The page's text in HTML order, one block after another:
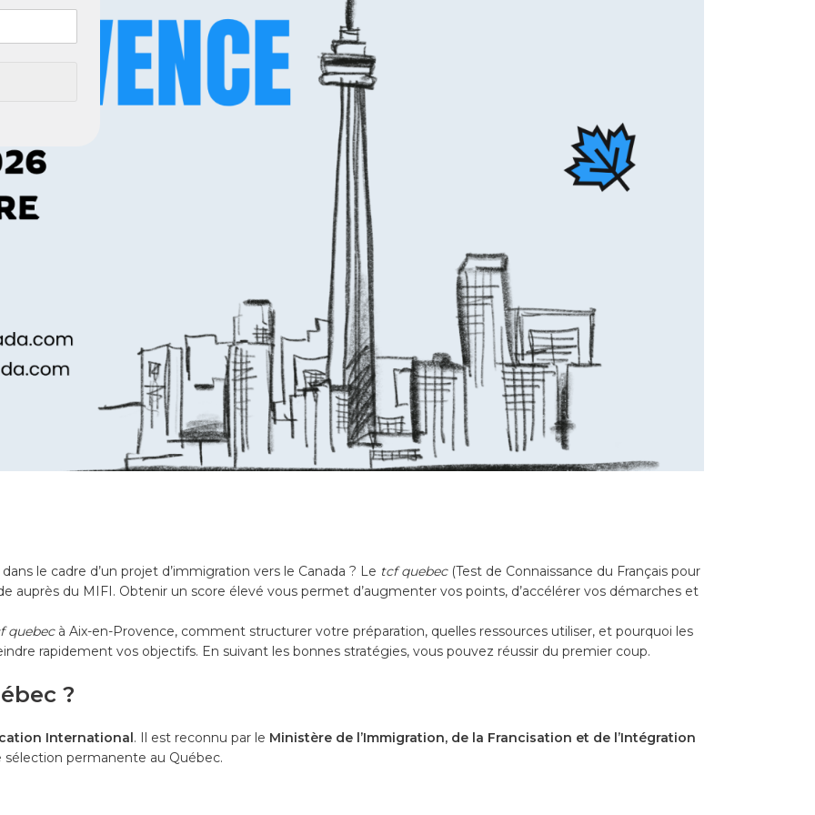
dans le cadre d’un projet d’immigration vers le Canada ? Le tcf quebec(Test de Connaissance du Français pour
auprès du MIFI. Obtenir un score élevé vous permet d’augmenter vos points, d’accélérer vos démarches et
quebecà Aix-en-Provence, comment structurer votre préparation, quelles ressources utiliser, et pourquoi les
rapidement vos objectifs. En suivant les bonnes stratégies, vous pouvez réussir du premier coup.
?
International. Il est reconnu par le Ministère de l’Immigration, de la Francisation et de l’Intégration
permanente au Québec.